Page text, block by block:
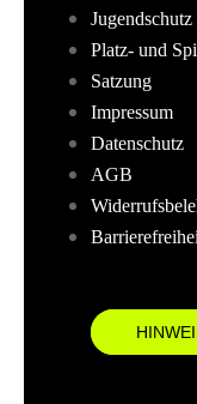
Jugendschutz
Platz- und
Satzung
Impressum
Datenschutz
AGB